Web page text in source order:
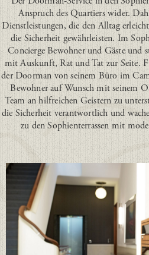
Anspruch des Quartiers wider.
Dienstleistungen, die den Alltag
die Sicherheit gewährleisten. Im
Concierge Bewohner und Gäste
mit Auskunft, Rat und Tat zur Seite.
der Doorman von seinem Büro im
Bewohner auf Wunsch mit seinem
Team an hilfreichen Geistern zu
die Sicherheit verantwortlich und
zu den Sophienterrassen mit